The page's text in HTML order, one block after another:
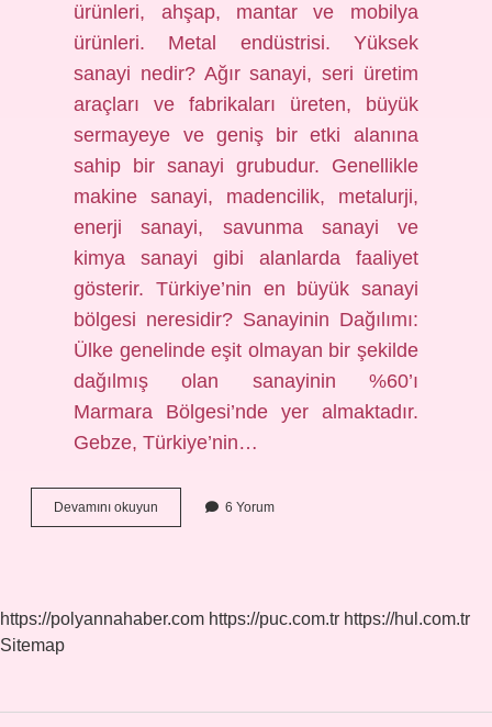
ürünleri, ahşap, mantar ve mobilya
ürünleri. Metal endüstrisi. Yüksek
sanayi nedir? Ağır sanayi, seri üretim
araçları ve fabrikaları üreten, büyük
sermayeye ve geniş bir etki alanına
sahip bir sanayi grubudur. Genellikle
makine sanayi, madencilik, metalurji,
enerji sanayi, savunma sanayi ve
kimya sanayi gibi alanlarda faaliyet
gösterir. Türkiye’nin en büyük sanayi
bölgesi neresidir? Sanayinin Dağılımı:
Ülke genelinde eşit olmayan bir şekilde
dağılmış olan sanayinin %60’ı
Marmara Bölgesi’nde yer almaktadır.
Gebze, Türkiye’nin…
Devamını okuyun
Sanayi
6 Yorum
https://polyannahaber.com https://puc.com.tr https://hul.com.tr
Sitemap